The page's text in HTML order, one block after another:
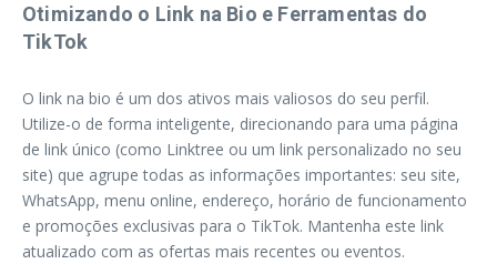
Otimizando o Link na Bio e Ferramentas do
TikTok
O link na bio é um dos ativos mais valiosos do seu perfil.
Utilize-o de forma inteligente, direcionando para uma página
de link único (como Linktree ou um link personalizado no seu
site) que agrupe todas as informações importantes: seu site,
WhatsApp, menu online, endereço, horário de funcionamento
e promoções exclusivas para o TikTok. Mantenha este link
atualizado com as ofertas mais recentes ou eventos.